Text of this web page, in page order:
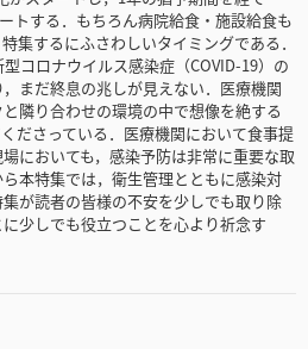
トする．もちろん病院給食・施設給食も
集するにふさわしいタイミングである．
コロナウイルス感染症（COVID-19）の
まだ終息の兆しが見えない．医療機関
隣り合わせの環境の中で想像を絶する
ださっている．医療機関において食事提
においても，感染予防は非常に重要な取
本特集では，衛生管理とともに感染対
が読者の皆様の不安を少しでも取り除
少しでも役立つことを心より祈念す